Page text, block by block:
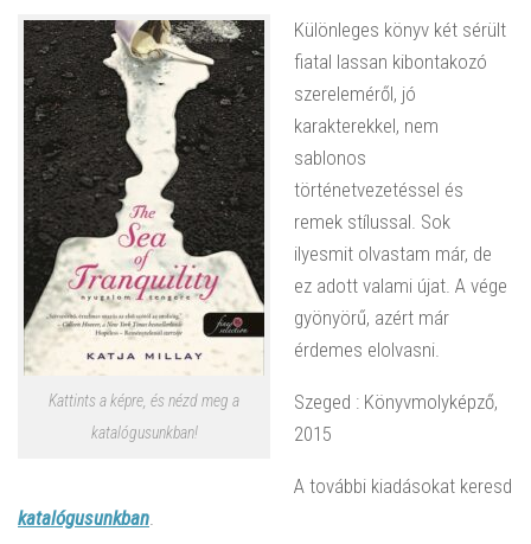
Kattints a képre, és nézd meg a
katalógusunkban!
Különleges könyv két sérült
fiatal lassan kibontakozó
szereleméről, jó
karakterekkel, nem
sablonos
történetvezetéssel és
remek stílussal. Sok
ilyesmit olvastam már, de
ez adott valami újat. A vége
gyönyörű, azért már
érdemes elolvasni.
Szeged : Könyvmolyképző,
2015
A további kiadásokat keresd
katalógusunkban